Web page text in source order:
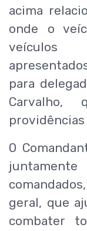
acima
onde o
veículos
para
Carvalho,
providências
O
geral, que
combater